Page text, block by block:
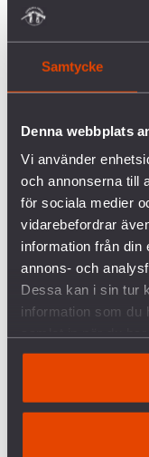
Samtycke
Denna webbplats
Vi använder
och annonserna till
för sociala medier
vidarebefordrar
information från din
annons- och
Dessa kan i sin tur
information som du
är påtryckningar
visa Sveriges
I slutet av juni
FN:s konvention
Wien. Sverige
möte.
november 2021
utveckla och
att Sverige ska
Kommer Sverige
standarden på